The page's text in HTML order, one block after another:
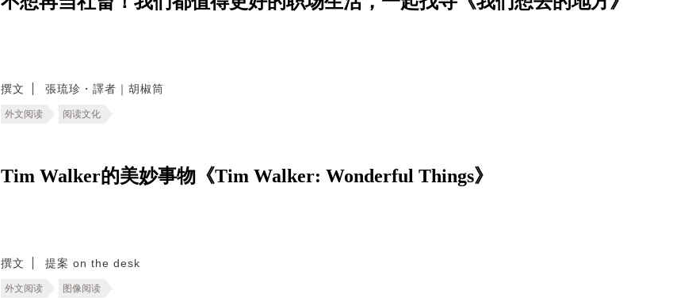
撰文 張琉珍・譯者｜胡椒筒
外文阅读 阅读文化
Tim Walker的美妙事物《Tim Walker: Wonderful Things》
撰文 提案 on the desk
外文阅读 图像阅读